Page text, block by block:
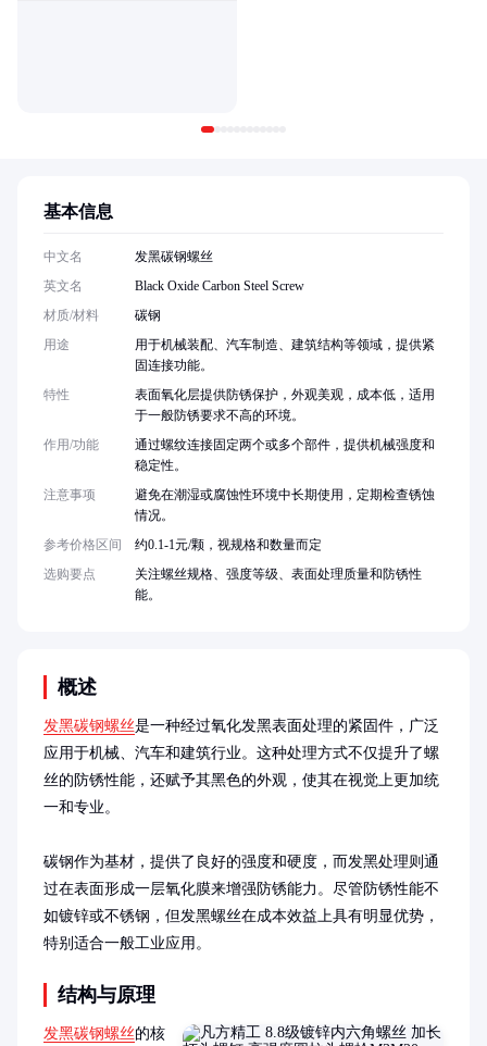
概述
发黑碳钢螺丝是一种经过氧化发黑表面处理的紧固件，广泛
应用于机械、汽车和建筑行业。这种处理方式不仅提升了螺
丝的防锈性能，还赋予其黑色的外观，使其在视觉上更加统
一和专业。
碳钢作为基材，提供了良好的强度和硬度，而发黑处理则通
过在表面形成一层氧化膜来增强防锈能力。尽管防锈性能不
如镀锌或不锈钢，但发黑螺丝在成本效益上具有明显优势，
特别适合一般工业应用。
结构与原理
发黑碳钢螺丝的核
基本信息
中文名
发黑碳钢螺丝
英文名
Black Oxide Carbon Steel Screw
材质/材料
碳钢
用途
用于机械装配、汽车制造、建筑结构等领域，提供紧
固连接功能。
特性
表面氧化层提供防锈保护，外观美观，成本低，适用
于一般防锈要求不高的环境。
作用/功能
通过螺纹连接固定两个或多个部件，提供机械强度和
稳定性。
注意事项
避免在潮湿或腐蚀性环境中长期使用，定期检查锈蚀
情况。
参考价格区间
约0.1-1元/颗，视规格和数量而定
选购要点
关注螺丝规格、强度等级、表面处理质量和防锈性
能。